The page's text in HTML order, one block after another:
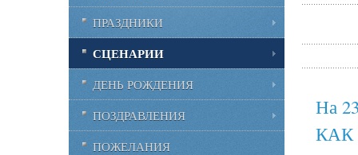
На
ПРАЗДНИКИ
СЦЕНАРИИ
ДЕНЬ РОЖДЕНИЯ
ПОЗДРАВЛЕНИЯ
ПОЖЕЛАНИЯ